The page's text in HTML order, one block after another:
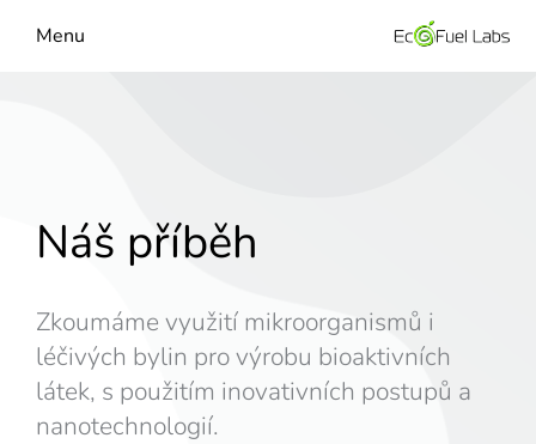
Menu
Náš příběh
Zkoumáme využití mikroorganismů i
léčivých bylin pro výrobu bioaktivních
látek, s použitím inovativních postupů a
nanotechnologií.